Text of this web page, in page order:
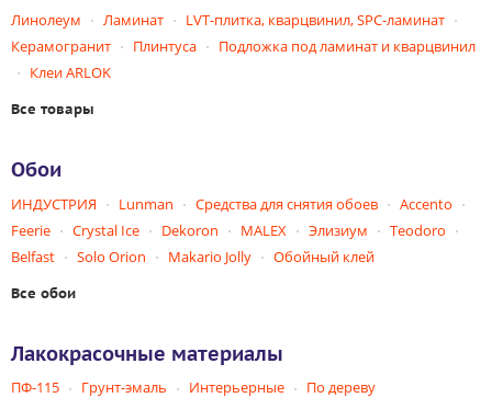
Линолеум Ламинат
LVT-плитка, кварцвинил, SPC-ламинат
Керамогранит
Плинтуса
Подложка под ламинат и кварцвинил
Клеи ARLOK
Все товары
Обои
ИНДУСТРИЯ Lunman Средства для снятия обоев
Accento
Feerie
Crystal Ice Dekoron MALEX Элизиум
Teodoro
Belfast
Solo Orion Makario Jolly Обойный клей
Все обои
Лакокрасочные материалы
ПФ-115 Грунт-эмаль Интерьерные По дереву